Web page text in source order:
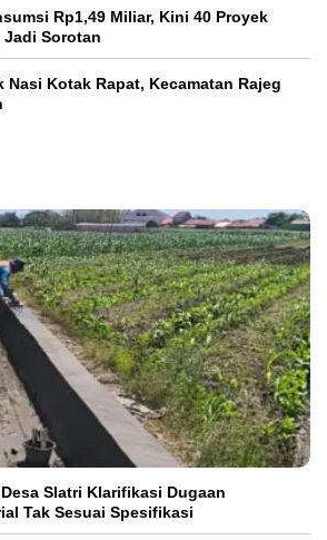
Rp1,49 Miliar, Kini 40 Proyek
Sorotan
Nasi Kotak Rapat, Kecamatan Rajeg
Slatri Klarifikasi Dugaan
Tak Sesuai Spesifikasi